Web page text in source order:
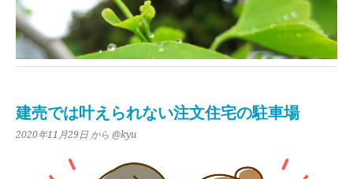
建売では叶えられない注文住宅の駐車場
2020年11月29日 から @kyu